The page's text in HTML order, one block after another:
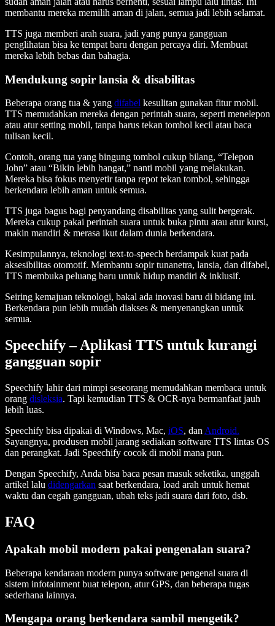
membantu mereka memilih aman di jalan, semua jadi lebih selamat.
TTS juga memberi arah suara, jadi yang punya gangguan
penglihatan bisa ke tempat baru dengan percaya diri. Membuat
mereka lebih bebas dan bahagia.
Mendukung sopir lansia & disabilitas
Beberapa orang tua & yang difabel kesulitan gunakan fitur mobil.
TTS memudahkan mereka dengan perintah suara, seperti menelepon
atau atur setting mobil, tanpa harus tekan tombol kecil atau baca
tulisan kecil.
Contoh, orang tua yang bingung tombol cukup bilang, “Telepon
John” atau “Bikin lebih hangat,” nanti mobil yang melakukan.
Mereka bisa fokus menyetir tanpa repot tekan tombol, sehingga
berkendara lebih aman untuk semua.
TTS juga bagus bagi penyandang disabilitas yang sulit bergerak.
Mereka cukup pakai perintah suara untuk buka pintu atau atur kursi,
makin mandiri & merasa ikut dalam dunia berkendara.
Kesimpulannya, teknologi text-to-speech berdampak kuat pada
aksesibilitas otomotif. Membantu sopir tunanetra, lansia, dan difabel,
TTS membuka peluang baru untuk hidup mandiri & inklusif.
Seiring kemajuan teknologi, bakal ada inovasi baru di bidang ini.
Berkendara pun lebih mudah diakses & menyenangkan untuk
semua.
Speechify – Aplikasi TTS untuk kurangi
gangguan sopir
Speechify lahir dari mimpi seseorang memudahkan membaca untuk
orang disleksia. Tapi kemudian TTS & OCR-nya bermanfaat jauh
lebih luas.
Speechify bisa dipakai di Windows, Mac, iOS, dan Android.
Sayangnya, produsen mobil jarang sediakan software TTS lintas OS
dan perangkat. Jadi Speechify cocok di mobil mana pun.
Dengan Speechify, Anda bisa baca pesan masuk seketika, unggah
artikel lalu didengarkan saat berkendara, load arah untuk hemat
waktu dan cegah gangguan, ubah teks jadi suara dari foto, dsb.
FAQ
Apakah mobil modern pakai pengenalan suara?
Beberapa kendaraan modern punya software pengenal suara di
sistem infotainment buat telepon, atur GPS, dan beberapa tugas
sederhana lainnya.
Mengapa orang berkendara sambil mengetik?